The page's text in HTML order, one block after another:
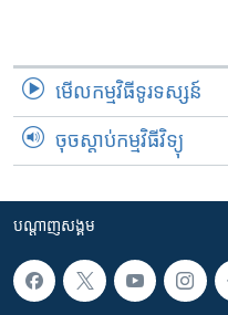
មើល​កម្មវិធី​ទូរទស្សន៍
ចុចស្តាប់កម្មវិធីវិទ្យុ
បណ្តាញ​សង្គម